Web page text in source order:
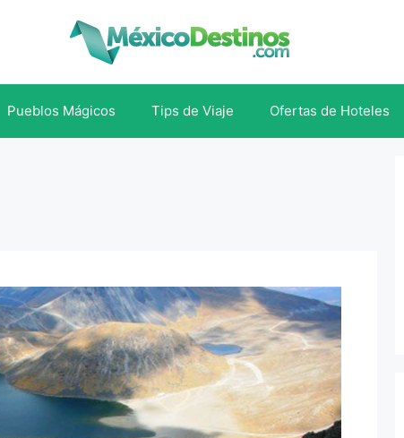
Pueblos Mágicos Tips de Viaje Ofertas de Hoteles